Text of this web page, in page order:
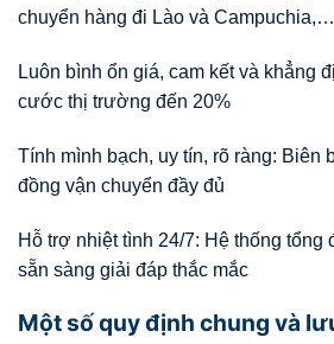
chuyển hàng đi Lào và Campuchia,…
Luôn bình ổn giá, cam kết và khẳng
cước thị trường đến 20%
Tính mình bạch, uy tín, rõ ràng: Biên
đồng vận chuyển đầy đủ
Hỗ trợ nhiệt tình 24/7: Hệ thống tổng
sẵn sàng giải đáp thắc mắc
Một số quy định chung và